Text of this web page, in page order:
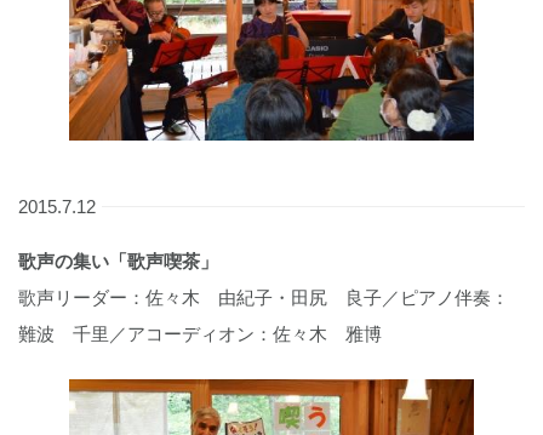
2015.7.12
歌声の集い「歌声喫茶」
歌声リーダー：佐々木 由紀子・田尻 良子／ピアノ伴奏：
難波 千里／アコーディオン：佐々木 雅博